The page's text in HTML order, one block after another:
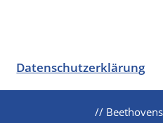
Datenschutzerklärung
//